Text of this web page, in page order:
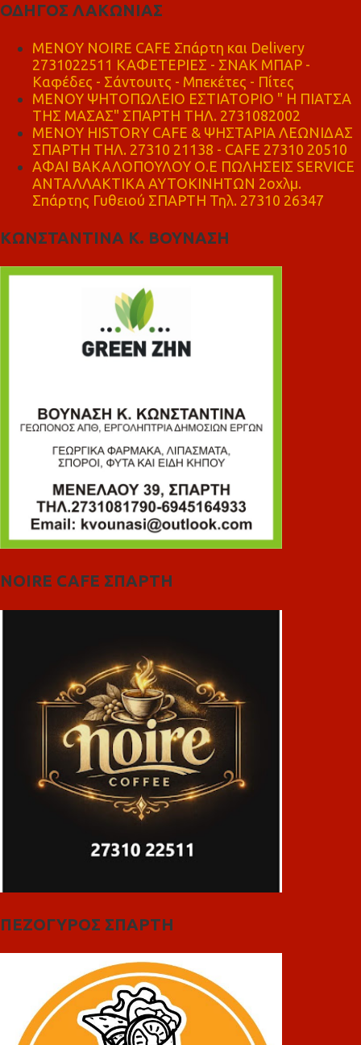
ΟΔΗΓΟΣ ΛΑΚΩΝΙΑΣ
MENOY NOIRE CAFE Σπάρτη και Delivery
2731022511 ΚΑΦΕΤΕΡΙΕΣ - ΣΝΑΚ ΜΠΑΡ -
Καφέδες - Σάντουιτς - Μπεκέτες - Πίτες
ΜΕΝΟΥ ΨΗΤΟΠΩΛΕΙΟ ΕΣΤΙΑΤΟΡΙΟ " Η ΠΙΑΤΣΑ
ΤΗΣ ΜΑΣΑΣ" ΣΠΑΡΤΗ ΤΗΛ. 2731082002
ΜΕΝΟΥ HISTORY CAFE & ΨΗΣΤΑΡΙΑ ΛΕΩΝΙΔΑΣ
ΣΠΑΡΤΗ ΤΗΛ. 27310 21138 - CAFE 27310 20510
ΑΦΑΙ ΒΑΚΑΛΟΠΟΥΛΟΥ Ο.Ε ΠΩΛΗΣΕΙΣ SERVICE
ΑΝΤΑΛΛΑΚΤΙΚΑ ΑΥΤΟΚΙΝΗΤΩΝ 2οχλμ.
Σπάρτης Γυθειού ΣΠΑΡΤΗ Τηλ. 27310 26347
ΚΩΝΣΤΑΝΤΙΝΑ Κ. ΒΟΥΝΑΣΗ
NOIRE CAFE ΣΠΑΡΤΗ
ΠΕΖΟΓΥΡΟΣ ΣΠΑΡΤΗ